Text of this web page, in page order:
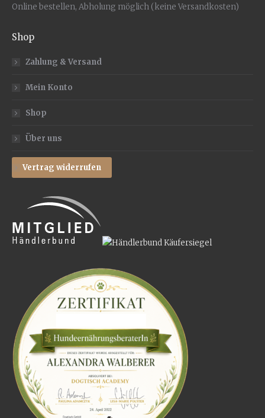
Online bestellen, Abholung möglich (keine Versandkosten)
Shop
Zahlung & Versand
Mein Konto
Shop
Über uns
Vertrag widerrufen